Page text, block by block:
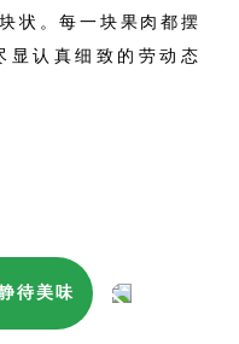
状。每一块果肉都摆
显认真细致的劳动态
待美味